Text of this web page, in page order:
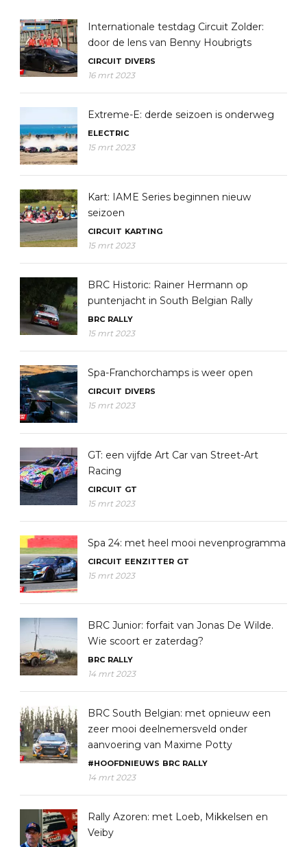
Internationale testdag Circuit Zolder:
door de lens van Benny Houbrigts
CIRCUIT DIVERS
16 mrt 2023
Extreme-E: derde seizoen is onderweg
ELECTRIC
15 mrt 2023
Kart: IAME Series beginnen nieuw
seizoen
CIRCUIT KARTING
15 mrt 2023
BRC Historic: Rainer Hermann op
puntenjacht in South Belgian Rally
BRC RALLY
15 mrt 2023
Spa-Franchorchamps is weer open
CIRCUIT DIVERS
15 mrt 2023
GT: een vijfde Art Car van Street-Art
Racing
CIRCUIT GT
15 mrt 2023
Spa 24: met heel mooi nevenprogramma
CIRCUIT EENZITTER GT
15 mrt 2023
BRC Junior: forfait van Jonas De Wilde.
Wie scoort er zaterdag?
BRC RALLY
14 mrt 2023
BRC South Belgian: met opnieuw een
zeer mooi deelnemersveld onder
aanvoering van Maxime Potty
#HOOFDNIEUWS BRC RALLY
14 mrt 2023
Rally Azoren: met Loeb, Mikkelsen en
Veiby